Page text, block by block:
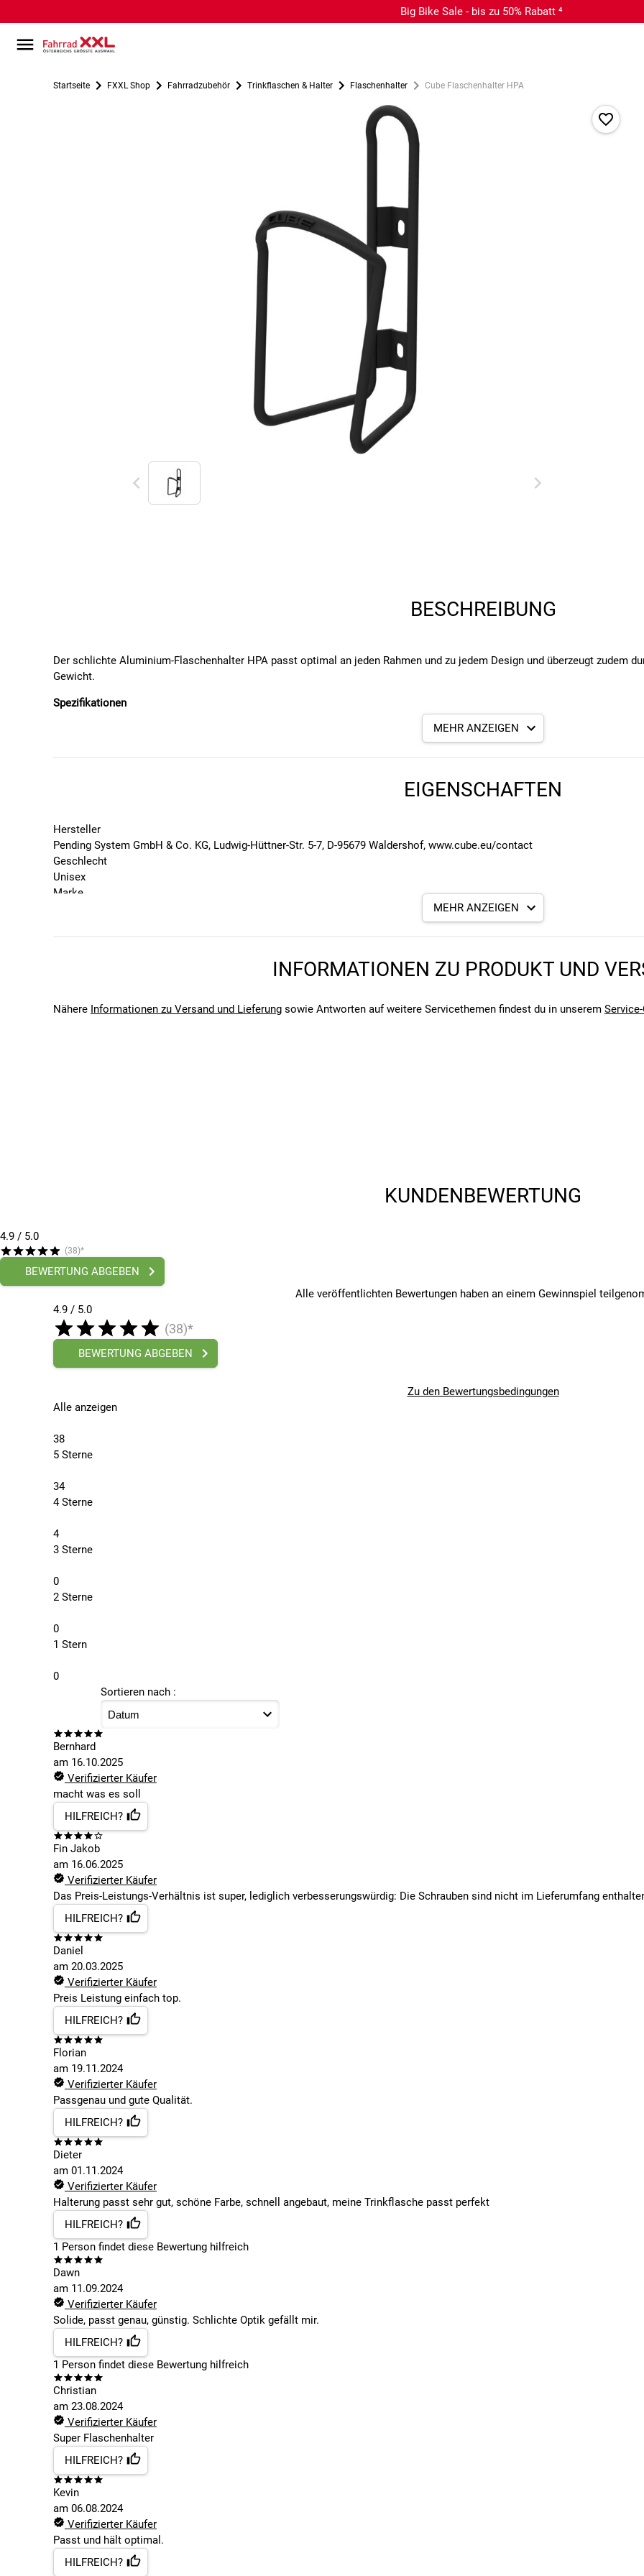
Big Bike Sale - bis zu 50% Rabatt ⁴
Startseite FXXL Shop Fahrradzubehör Trinkflaschen & Halter Flaschenhalter Cube Flaschenhalter HPA
BESCHREIBUNG
Der schlichte Aluminium-Flaschenhalter HPA passt optimal an jeden Rahmen und zu jedem Design und überzeugt zudem
Gewicht.
Spezifikationen
Zugriff auf Flasche: mittig
MEHR ANZEIGEN
EIGENSCHAFTEN
Hersteller
Pending System GmbH & Co. KG, Ludwig-Hüttner-Str. 5-7, D-95679 Waldershof, www.cube.eu/contact
Geschlecht
Unisex
Marke
2026
Bitte beachte, dass es zu Abweichungen zwischen den angegebenen- und den verbauten Komponenten bei Fahrrädern
MEHR ANZEIGEN
INFORMATIONEN ZU PRODUKT UND
Nähere Informationen zu Versand und Lieferungsowie Antworten auf weitere Servicethemen findest du in unserem
KUNDENBEWERTUNG
4.9 / 5.0
(38)*
BEWERTUNG ABGEBEN
Alle veröffentlichten Bewertungen haben an einem Gewinnspiel
4.9 / 5.0
(38)*
BEWERTUNG ABGEBEN
Zu den Bewertungsbedingungen
Alle anzeigen
38
5 Sterne
34
4 Sterne
4
3 Sterne
0
2 Sterne
0
1 Stern
0
Sortieren nach :
Bernhard
am 16.10.2025
Verifizierter Käufer
macht was es soll
HILFREICH?
Fin Jakob
am 16.06.2025
Verifizierter Käufer
Das Preis-Leistungs-Verhältnis ist super, lediglich verbesserungswürdig: Die Schrauben sind nicht im Lieferumfang
HILFREICH?
Daniel
am 20.03.2025
Verifizierter Käufer
Preis Leistung einfach top.
HILFREICH?
Florian
am 19.11.2024
Verifizierter Käufer
Passgenau und gute Qualität.
HILFREICH?
Dieter
am 01.11.2024
Verifizierter Käufer
Halterung passt sehr gut, schöne Farbe, schnell angebaut, meine Trinkflasche passt perfekt
HILFREICH?
1 Person findetdiese Bewertung hilfreich
Dawn
am 11.09.2024
Verifizierter Käufer
Solide, passt genau, günstig. Schlichte Optik gefällt mir.
HILFREICH?
1 Person findetdiese Bewertung hilfreich
Christian
am 23.08.2024
Verifizierter Käufer
Super Flaschenhalter
HILFREICH?
Kevin
am 06.08.2024
Verifizierter Käufer
Passt und hält optimal.
HILFREICH?